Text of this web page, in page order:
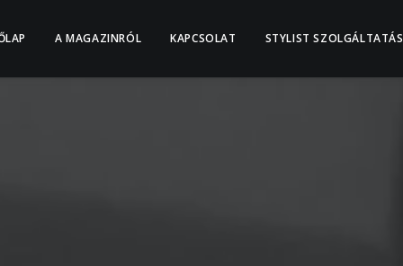
A MAGAZINRÓL KAPCSOLAT STYLIST